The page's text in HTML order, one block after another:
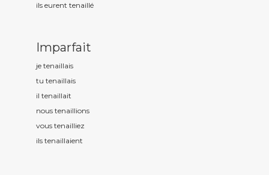
ils eurent tenaillé
Imparfait
je tenaillais
tu tenaillais
il tenaillait
nous tenaillions
vous tenailliez
ils tenaillaient